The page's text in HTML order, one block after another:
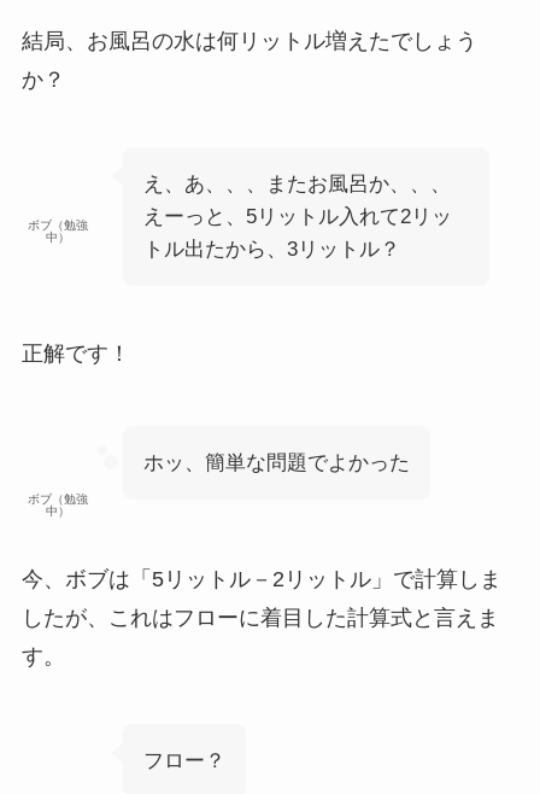
結局、お風呂の水は何リットル増えたでしょう
か？
ボブ（勉強
中）
え、あ、、、またお風呂か、、、
えーっと、5リットル入れて2リッ
トル出たから、3リットル？
正解です！
ボブ（勉強
中）
ホッ、簡単な問題でよかった
今、ボブは 「5リットル－2リットル」 で計算しま
したが、
これはフローに着目した計算式と言えま
す。
フロー？